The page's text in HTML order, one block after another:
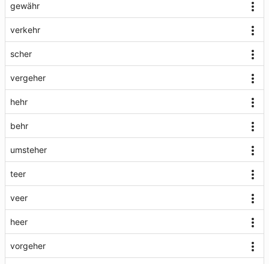
gewähr
verkehr
scher
vergeher
hehr
behr
umsteher
teer
veer
heer
vorgeher